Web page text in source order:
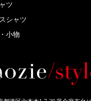
ツ
シャツ
小物